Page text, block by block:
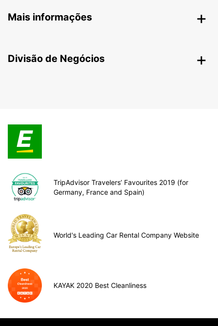
Mais informações
Divisão de Negócios
TripAdvisor Travelers’ Favourites 2019 (for
Germany, France and Spain)
World's Leading Car Rental Company Website
KAYAK 2020 Best Cleanliness